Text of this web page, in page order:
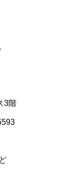
3階